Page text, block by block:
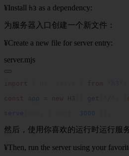
¥Install h3 as a dependency:
为服务器入口创建一个新文件：
¥Create a new file for server entry:
server.mjs
import from
const
app = new
3000
然后，使用你喜欢的运行时运行服
¥Then, run the server using your